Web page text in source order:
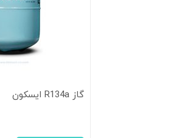
گاز R134a ایسکون